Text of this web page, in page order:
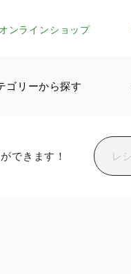
ンラインショップ
ゴリーから探す
できます！